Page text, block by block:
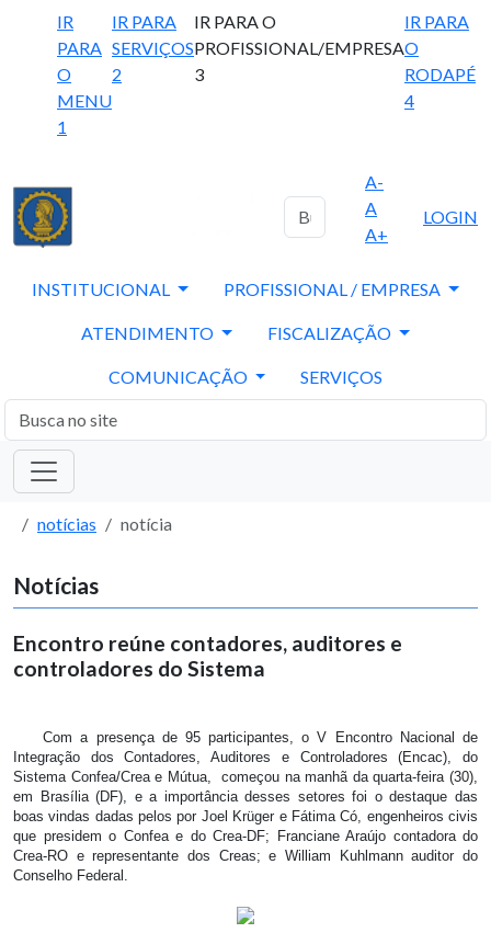
IR
PARA
O
MENU
1
IR PARA
SERVIÇOS
2
IR PARA O
PROFISSIONAL/EMPRESA
3
IR PARA
O
RODAPÉ
4
A-
A
A+
LOGIN
INSTITUCIONAL PROFISSIONAL / EMPRESA
ATENDIMENTO FISCALIZAÇÃO
COMUNICAÇÃO SERVIÇOS
notícias notícia
Notícias
Encontro reúne contadores, auditores e
controladores do Sistema
Com a presença de 95 participantes, o V Encontro Nacional de
Integração dos Contadores, Auditores e Controladores (Encac), do
Sistema Confea/Crea e Mútua, começou na manhã da quarta-feira (30),
em Brasília (DF), e a importância desses setores foi o destaque das
boas vindas dadas pelos por Joel Krüger e Fátima Có, engenheiros civis
que presidem o Confea e do Crea-DF; Franciane Araújo contadora do
Crea-RO e representante dos Creas; e William Kuhlmann auditor do
Conselho Federal.